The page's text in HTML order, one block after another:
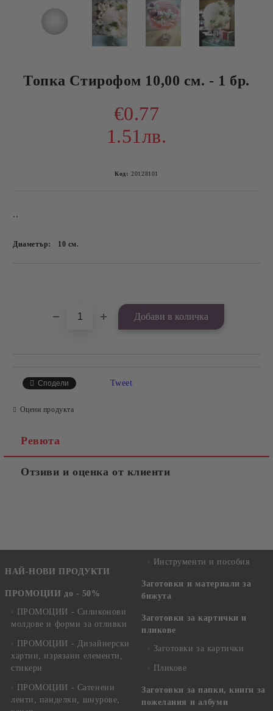
Топка Стирофом 10,00 см. - 1 бр.
€0.77
1.51лв.
Код: 20128101
..
Диаметър: 10 см.
Сподели Tweet
Оцени продукта
Ревюта
Отзиви и оценка от клиенти
НАЙ-НОВИ ПРОДУКТИ
ПРОМОЦИИ до - 50%
ПРОМОЦИИ - Силиконови
молдове и форми за отливки
ПРОМОЦИИ - Дизайнерски
хартии, изрязани елементи,
стикери
ПРОМОЦИИ - Сатенени
ленти, панделки, шнурове,
Инструменти и пособия
Заготовки и материали за
бижута
Заготовки за картички и
пликове
Заготовки за картички
Пликове
Заготовки за папки, книги за
пожелания и албуми